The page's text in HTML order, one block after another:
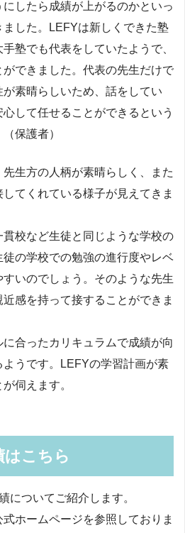
したら成績が上がるのかといっ
した。LEFYは新しくできた塾
塾でも代表をしていたようで、
できました。代表の先生だけで
素晴らしいため、話をしてい
して任せることができるという
保護者）
生方の人柄が素晴らしく、また
てくれている様子が見えてきま
校など生徒と同じような学校の
の学校での勉強の進行度やレベ
いのでしょう。そのような先生
感を持って接することができま
合ったカリキュラムで成績が向
ようです。LEFYの学習計画が素
伺えます。
はこちら
についてご紹介します。
ホームページを参照しておりま